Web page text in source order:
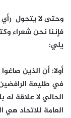
وحتى لا يتحول رأي
فإننا نحن شعراء
يلي:
أولا: أن الذين
في طليعة
الحالي لا علاقة
العامة للاتحاد هي